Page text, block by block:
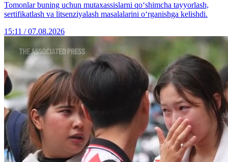
Tomonlar buning uchun mutaxassislarni qo‘shimcha tayyorlash,
sertifikatlash va litsenziyalash masalalarini o‘rganishga kelishdi.
15:11 / 07.08.2026